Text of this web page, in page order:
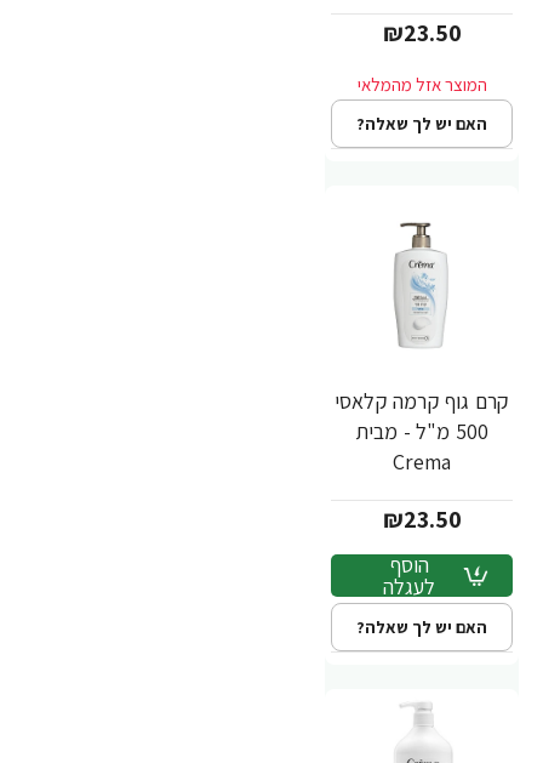
₪23.50
האם יש לך שאלה?
קרם גוף קרמה קלאסי
500 מ"ל - מבית
Crema
₪23.50
הוסף
לעגלה
האם יש לך שאלה?